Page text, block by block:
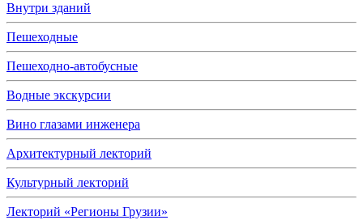
Внутри зданий
Пешеходные
Пешеходно-автобусные
Водные экскурсии
Вино глазами инженера
Архитектурный лекторий
Культурный лекторий
Лекторий «Регионы Грузии»